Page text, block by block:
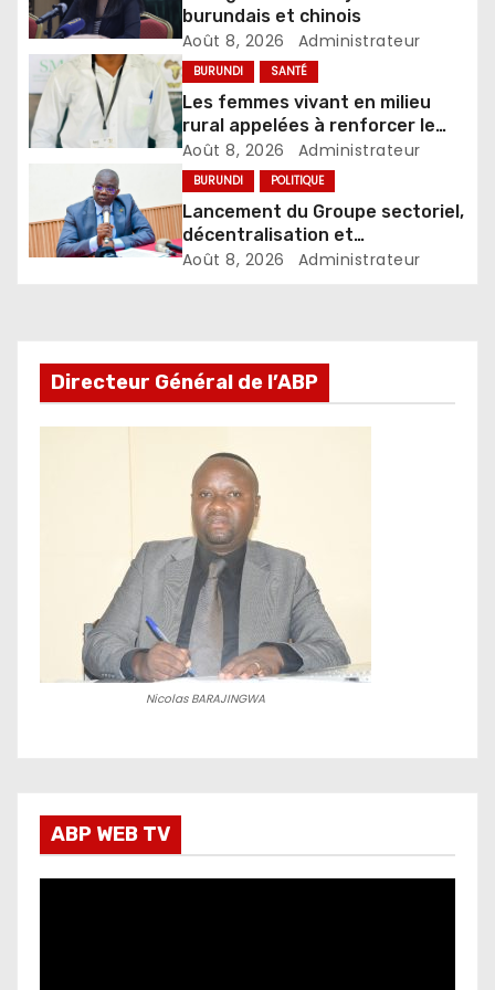
burundais et chinois
Août 8, 2026 Administrateur
BURUNDI SANTÉ
Les femmes vivant en milieu
rural appelées à renforcer le
dépistage des infections
sexuellement transmissibles
Août 8, 2026 Administrateur
BURUNDI POLITIQUE
Lancement du Groupe sectoriel,
décentralisation et
développement local
Août 8, 2026 Administrateur
Directeur Général de l’ABP
Nicolas BARAJINGWA
ABP WEB TV